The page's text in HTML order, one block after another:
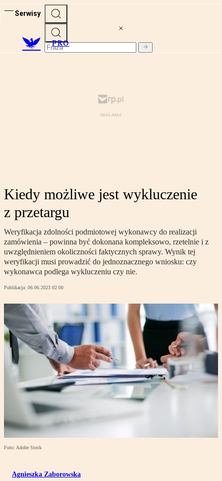
Serwisy
PRO
Kiedy możliwe jest wykluczenie
z przetargu
Weryfikacja zdolności podmiotowej wykonawcy do realizacji
zamówienia – powinna być dokonana kompleksowo, rzetelnie i z
uwzględnieniem okoliczności faktycznych sprawy. Wynik tej
weryfikacji musi prowadzić do jednoznacznego wniosku: czy
wykonawca podlega wykluczeniu czy nie.
Publikacja: 06.06.2023 02:00
Foto: Adobe Stock
Agnieszka Zaborowska